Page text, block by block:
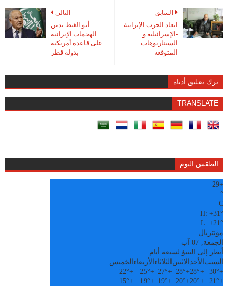
التالي
أبو الغيط يدين
الهجمات الإيرانية
على قاعدة أمريكية
بدولة قطر
السابق
ابعاد الحرب الإيرانية
-الإسرائيلية و
السيناريوهات
المتوقعة
ترك تعليق أدناه
TRANSLATE
الطقس اليوم
+
29
°
C
H:+31°
L:+21°
مونتريال
الجمعة, 07 آب
أنظر إلى التنبؤ لسبعة أيام
السبت الأحدالاثنين الثلاثاء الأربعاء الخميس
+
30°
+
28°
+
28°
+
27°
+
25°
+
22°
+
21°
+
20°
+
20°
+
19°
+
19°
+
15°